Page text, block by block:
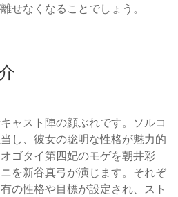
せなくなることでしょう。
ャスト陣の顔ぶれです。ソルコ
し、彼女の聡明な性格が魅力的
ゴタイ第四妃のモゲを朝井彩
を新谷真弓が演じます。それぞ
の性格や目標が設定され、スト